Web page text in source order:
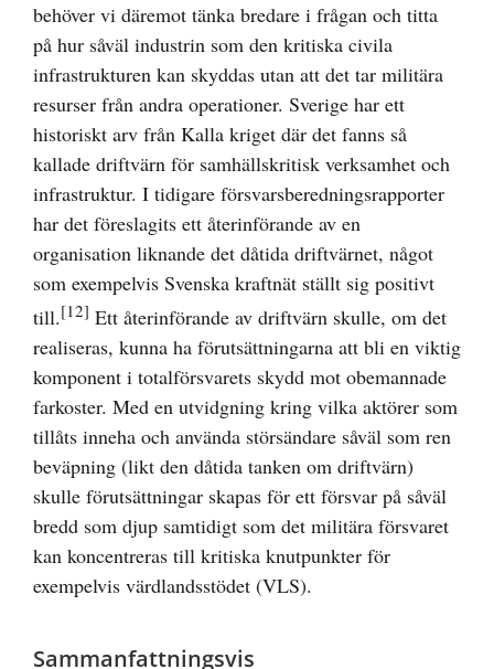
behöver vi däremot tänka bredare i frågan och titta
på hur såväl industrin som den kritiska civila
infrastrukturen kan skyddas utan att det tar militära
resurser från andra operationer. Sverige har ett
historiskt arv från Kalla kriget där det fanns så
kallade driftvärn för samhällskritisk verksamhet och
infrastruktur. I tidigare försvarsberedningsrapporter
har det föreslagits ett återinförande av en
organisation liknande det dåtida driftvärnet, något
som exempelvis Svenska kraftnät ställt sig positivt
till.[12] Ett återinförande av driftvärn skulle, om det
realiseras, kunna ha förutsättningarna att bli en viktig
komponent i totalförsvarets skydd mot obemannade
farkoster. Med en utvidgning kring vilka aktörer som
tillåts inneha och använda störsändare såväl som ren
beväpning (likt den dåtida tanken om driftvärn)
skulle förutsättningar skapas för ett försvar på såväl
bredd som djup samtidigt som det militära försvaret
kan koncentreras till kritiska knutpunkter för
exempelvis värdlandsstödet (VLS).
Sammanfattningsvis